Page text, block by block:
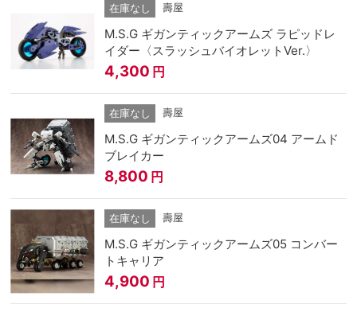
在庫なし 壽屋
M.S.G ギガンティックアームズ ラピッドレ
イダー〈スラッシュバイオレットVer.〉
4,300 円
在庫なし 壽屋
M.S.G ギガンティックアームズ04 アームド
ブレイカー
8,800 円
在庫なし 壽屋
M.S.G ギガンティックアームズ05 コンバー
トキャリア
4,900 円